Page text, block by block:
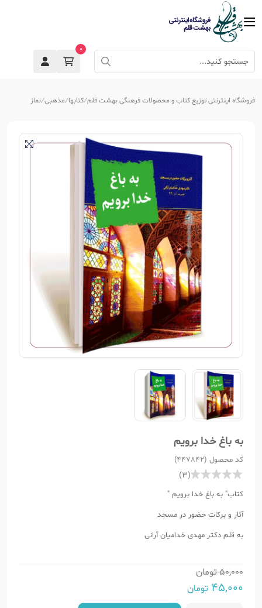
0
فروشگاه اینترنتی توزیع کتاب و محصولات فرهنگی بهشت قلم کتابها مذهبی نماز
به باغ خدا برویم
کد محصول (447842)
(3)
کتاب" به باغ خدا برویم "
آثار و برکات حضور در مسجد
به قلم دکتر مهدی خدامیان آرانی
50,000تومان
45,000 تومان